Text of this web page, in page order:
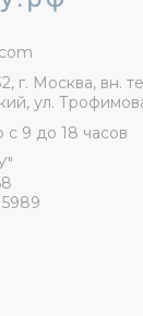
г. Москва, вн.
ул.
9 до 18 часов